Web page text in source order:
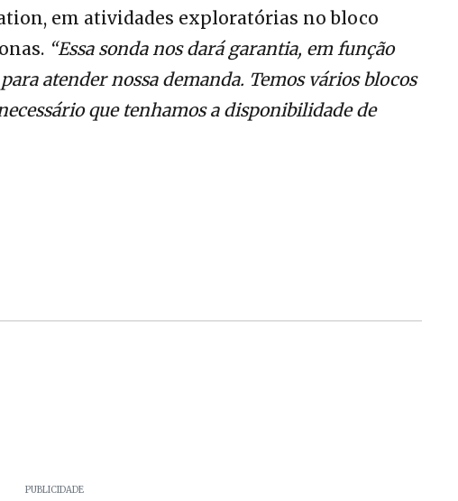
em atividades exploratórias no bloco
“Essa sonda nos dará garantia, em função
atender nossa demanda. Temos vários blocos
que tenhamos a disponibilidade de
PUBLICIDADE